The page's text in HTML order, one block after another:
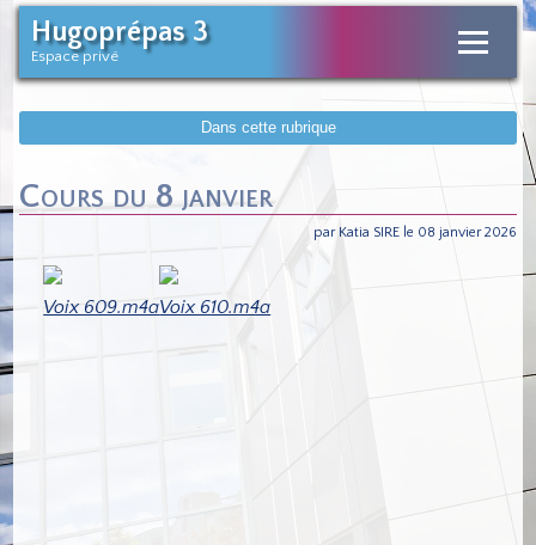
Hugoprépas 3
Espace privé
Dans cette rubrique
Cours du 8 janvier
par Katia SIRE le 08 janvier 2026
Voix 609.m4aVoix 610.m4a